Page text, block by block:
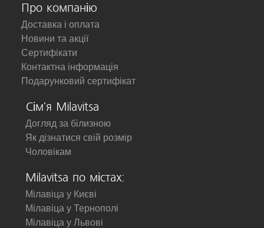
Про компанію
Доставка і оплата
Новини та акції
Сертифікати
Контактна інформація
Подарунковий сертифікат
Сім'я Milavitsa
Догляд за білизною
Як дізнатися свій розмір
Чоловікам
Milavitsa по містах:
Мілавіца у Києві
Мілавіца у Тернополі
Мілавіца у Львові